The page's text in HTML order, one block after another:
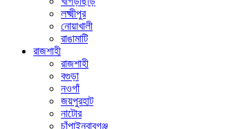
লক্ষ্মীপুর
নোয়াখালী
রাঙামাটি
রাজশাহী
রাজশাহী
বগুড়া
নওগাঁ
জয়পুরহাট
নাটোর
চাঁপাইনবাবগঞ্জ